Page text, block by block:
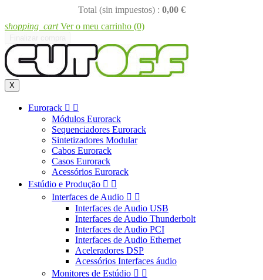
Total (sin impuestos) : 0,00 €
shopping_cart Ver o meu carrinho (0)
X
Eurorack  
Módulos Eurorack
Sequenciadores Eurorack
Sintetizadores Modular
Cabos Eurorack
Casos Eurorack
Acessórios Eurorack
Estúdio e Produção  
Interfaces de Audio  
Interfaces de Audio USB
Interfaces de Audio Thunderbolt
Interfaces de Audio PCI
Interfaces de Audio Ethernet
Aceleradores DSP
Acessórios Interfaces áudio
Monitores de Estúdio  